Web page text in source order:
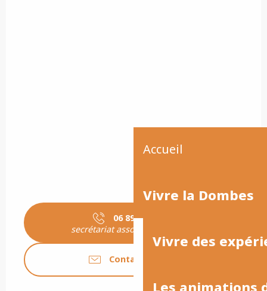
Accueil
Vivre la Dombes
Vivre des
Les animations
06 89 27 10
secrétariat association Jourdan
Contactez-nous